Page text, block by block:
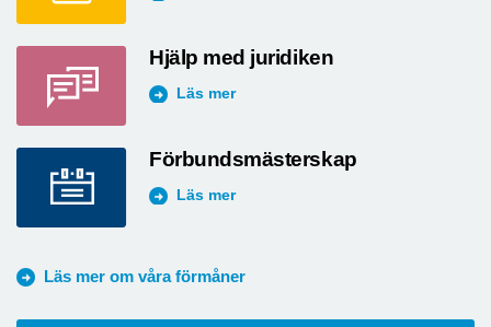
Hjälp med juridiken
Läs mer
Förbundsmästerskap
Läs mer
Läs mer om våra förmåner